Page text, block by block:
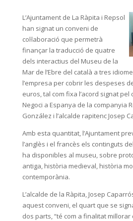
L’Ajuntament de La Ràpita i Repsol
han signat un conveni de
col·laboració que permetrà
finançar la traducció de quatre
dels interactius del Museu de la
Mar de l’Ebre del català a tres
l’empresa per cobrir les despeses
euros, tal com fixa l’acord signat
Negoci a Espanya de la companyia
González i l’alcalde rapitenc Josep
Amb esta quantitat, l’Ajuntament
l’anglès i el francès els continguts
ha disponibles al museu, sobre
antiga, història medieval, història
contemporània.
L’alcalde de la Ràpita, Josep
aquest conveni, el quart que se
dos parts, “té com a finalitat